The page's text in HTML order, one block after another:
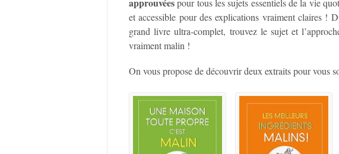
pour tous les sujets essentiels de la vie
et accessible pour des explications vraiment claires !
grand livre ultra-complet, trouvez le sujet et
vraiment malin !
On vous propose de découvrir deux extraits pour vous